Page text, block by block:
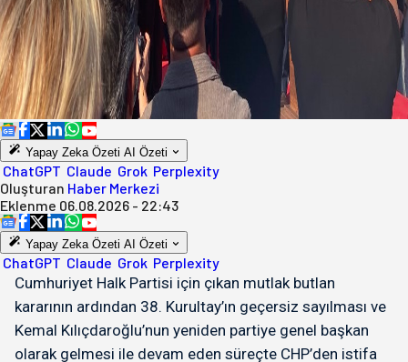
Yapay Zeka Özeti AI Özeti
ChatGPT Claude Grok Perplexity
Oluşturan Haber Merkezi
Eklenme 06.08.2026 - 22:43
Yapay Zeka Özeti AI Özeti
ChatGPT Claude Grok Perplexity
Cumhuriyet Halk Partisi için çıkan mutlak butlan
kararının ardından 38. Kurultay’ın geçersiz sayılması ve
Kemal Kılıçdaroğlu’nun yeniden partiye genel başkan
olarak gelmesi ile devam eden süreçte CHP’den istifa